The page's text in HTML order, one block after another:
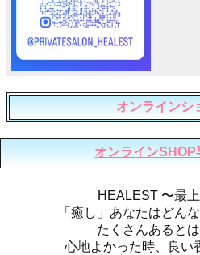
オンラインシ
オンライン
HEALEST 〜最
「癒し」あなたはどん
たくさんあると
心地よかった時、良い